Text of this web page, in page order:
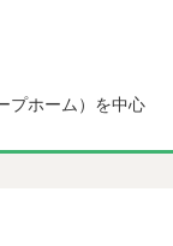
プホーム）を中心